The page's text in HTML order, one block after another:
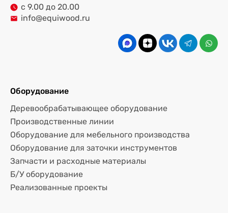
с 9.00 до 20.00
info@equiwood.ru
Оборудование
Деревообрабатывающее оборудование
Производственные линии
Оборудование для мебельного производства
Оборудование для заточки инструментов
Запчасти и расходные материалы
Б/У оборудование
Реализованные проекты